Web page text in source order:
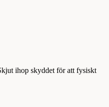
ihop skyddet för att fysiskt